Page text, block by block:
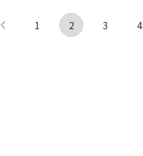
← 前へ
1 2 3 4